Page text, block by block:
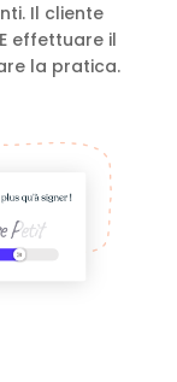
Il cliente
effettuare il
la pratica.